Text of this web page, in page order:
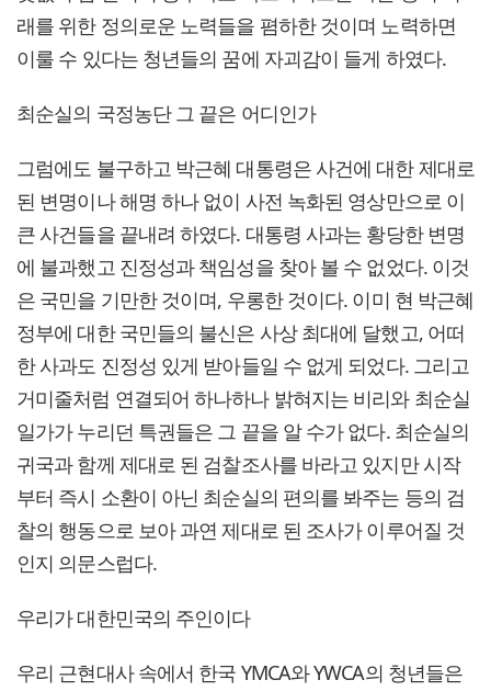
래를 위한 정의로운 노력들을 폄하한 것이며 노력하면
이룰 수 있다는 청년들의 꿈에 자괴감이 들게 하였다.
최순실의 국정농단 그 끝은 어디인가
그럼에도 불구하고 박근혜 대통령은 사건에 대한 제대로
된 변명이나 해명 하나 없이 사전 녹화된 영상만으로 이
큰 사건들을 끝내려 하였다. 대통령 사과는 황당한 변명
에 불과했고 진정성과 책임성을 찾아 볼 수 없었다. 이것
은 국민을 기만한 것이며, 우롱한 것이다. 이미 현 박근혜
정부에 대한 국민들의 불신은 사상 최대에 달했고, 어떠
한 사과도 진정성 있게 받아들일 수 없게 되었다. 그리고
거미줄처럼 연결되어 하나하나 밝혀지는 비리와 최순실
일가가 누리던 특권들은 그 끝을 알 수가 없다. 최순실의
귀국과 함께 제대로 된 검찰조사를 바라고 있지만 시작
부터 즉시 소환이 아닌 최순실의 편의를 봐주는 등의 검
찰의 행동으로 보아 과연 제대로 된 조사가 이루어질 것
인지 의문스럽다.
우리가 대한민국의 주인이다
우리 근현대사 속에서 한국 YMCA와 YWCA의 청년들은